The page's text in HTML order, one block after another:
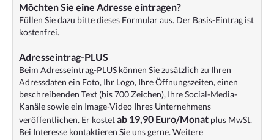
Möchten Sie eine Adresse eintragen?
Füllen Sie dazu bittedieses Formularaus. Der Basis-Eintrag ist
kostenfrei.
Adresseintrag-PLUS
Beim Adresseintrag-PLUS können Sie zusätzlich zu Ihren
Adressdaten ein Foto, Ihr Logo, Ihre Öffnungszeiten, einen
beschreibenden Text (bis 700 Zeichen), Ihre Social-Media-
Kanäle sowie ein Image-Video Ihres Unternehmens
veröffentlichen. Er kostetab 19,90 Euro/Monat plus MwSt.
Bei Interesse kontaktieren Sie uns gerne. Weitere